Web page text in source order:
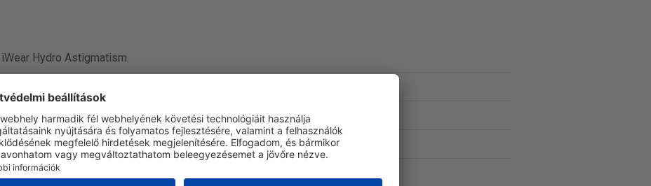
iWear Hydro Astigmatism
Havi lencse
Torikus kontaktlencse
CooperVision